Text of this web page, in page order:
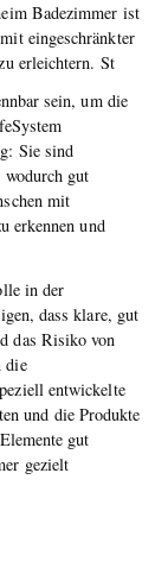
Badezimmer ist
eingeschränkter
erleichtern. St
sein, um die
Sie sind
gut
mit
erkennen und
in der
dass klare, gut
das Risiko von
die
entwickelte
und die Produkte
gut
gezielt